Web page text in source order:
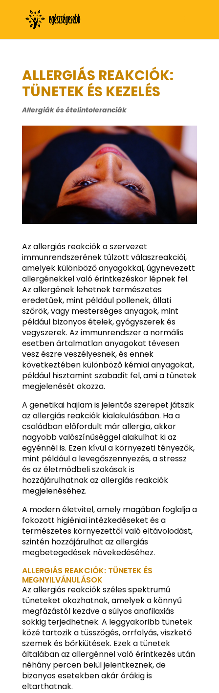
ALLERGIÁS REAKCIÓK:
TÜNETEK ÉS KEZELÉS
Allergiák és ételintoleranciák
Az allergiás reakciók a szervezet
immunrendszerének túlzott válaszreakciói,
amelyek különböző anyagokkal, úgynevezett
allergénekkel való érintkezéskor lépnek fel.
Az allergének lehetnek természetes
eredetűek, mint például pollenek, állati
szőrök, vagy mesterséges anyagok, mint
például bizonyos ételek, gyógyszerek és
vegyszerek. Az immunrendszer a normális
esetben ártalmatlan anyagokat tévesen
vesz észre veszélyesnek, és ennek
következtében különböző kémiai anyagokat,
például hisztamint szabadít fel, ami a tünetek
megjelenését okozza.
A genetikai hajlam is jelentős szerepet játszik
az allergiás reakciók kialakulásában. Ha a
családban előfordult már allergia, akkor
nagyobb valószínűséggel alakulhat ki az
egyénnél is. Ezen kívül a környezeti tényezők,
mint például a levegőszennyezés, a stressz
és az életmódbeli szokások is
hozzájárulhatnak az allergiás reakciók
megjelenéséhez.
A modern életvitel, amely magában foglalja a
fokozott higiéniai intézkedéseket és a
természetes környezettől való eltávolodást,
szintén hozzájárulhat az allergiás
megbetegedések növekedéséhez.
ALLERGIÁS REAKCIÓK: TÜNETEK ÉS
MEGNYILVÁNULÁSOK
Az allergiás reakciók széles spektrumú
tüneteket okozhatnak, amelyek a könnyű
megfázástól kezdve a súlyos anafilaxiás
sokkig terjedhetnek. A leggyakoribb tünetek
közé tartozik a tüsszögés, orrfolyás, viszkető
szemek és bőrkiütések. Ezek a tünetek
általában az allergénnel való érintkezés után
néhány percen belül jelentkeznek, de
bizonyos esetekben akár órákig is
eltarthatnak.